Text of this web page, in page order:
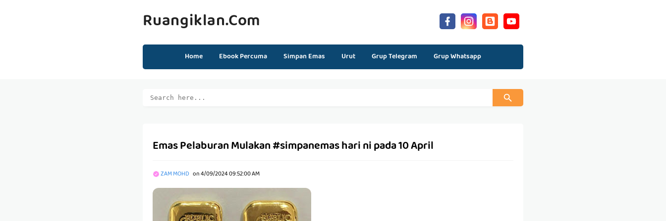
Ruangiklan.com
Home Ebook Percuma Simpan Emas Urut Grup Telegram Grup Whatsapp
Emas Pelaburan Mulakan #simpanemas hari ni pada 10 April
ZAM MOHD on4/09/2024 09:52:00 AM